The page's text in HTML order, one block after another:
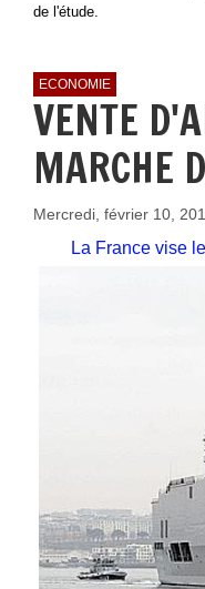
de l'étude.
ECONOMIE
VENTE
MARCHE
Mercredi, février 10,
La France vise